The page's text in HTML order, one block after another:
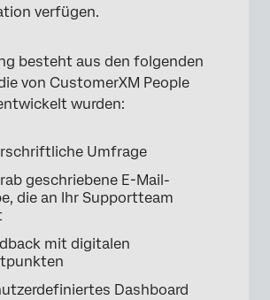
zum Anzeigen von
Antwortbenachrichtigungen
CX COVID-19
verfügen.
besteht aus den folgenden
von CustomerXM People
wurden:
Umfrage
geschriebene E-Mail-
die an Ihr Supportteam
mit digitalen
Dashboard